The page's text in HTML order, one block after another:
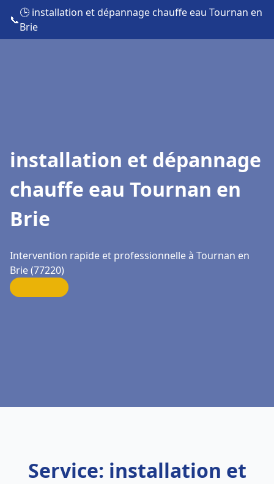
📞
🕒 installation et dépannage chauffe eau Tournan en
Brie
installation et dépannage
chauffe eau Tournan en
Brie
Intervention rapide et professionnelle à Tournan en
Brie (77220)
Service: installation et